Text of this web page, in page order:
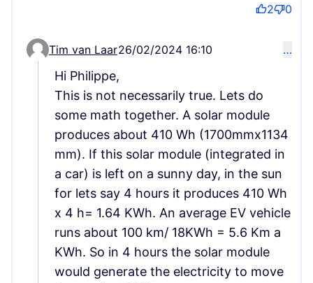
2 0
Comment 68 (reply to comment 57)
Tim van Laar26/02/2024 16:10 …
Hi Philippe,
This is not necessarily true. Lets do
some math together. A solar module
produces about 410 Wh (1700mmx1134
mm). If this solar module (integrated in
a car) is left on a sunny day, in the sun
for lets say 4 hours it produces 410 Wh
x 4 h= 1.64 KWh. An average EV vehicle
runs about 100 km/ 18KWh = 5.6 Km a
KWh. So in 4 hours the solar module
would generate the electricity to move